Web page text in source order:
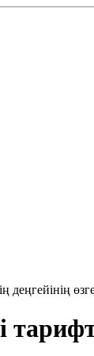
деңгейінің